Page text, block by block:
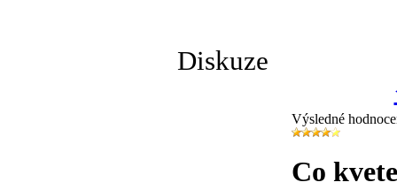
Diskuze
Výsledné
Co